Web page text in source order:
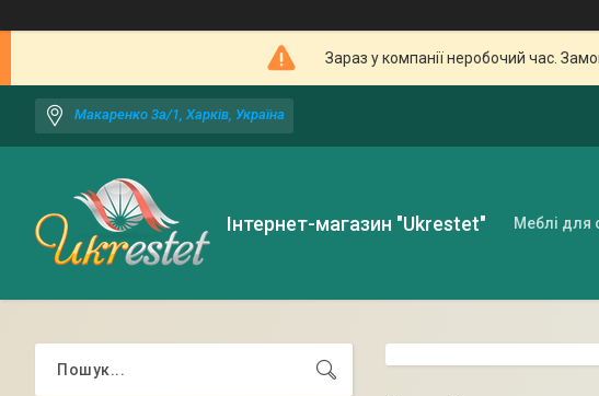
Зараз у компанії неробочий час.
Макаренко 3а/1, Харків, Україна
Інтернет-магазин "Ukrestet" Меблі для